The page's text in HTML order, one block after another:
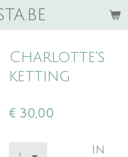
Charlotte's
ketting
€ 30,00
In